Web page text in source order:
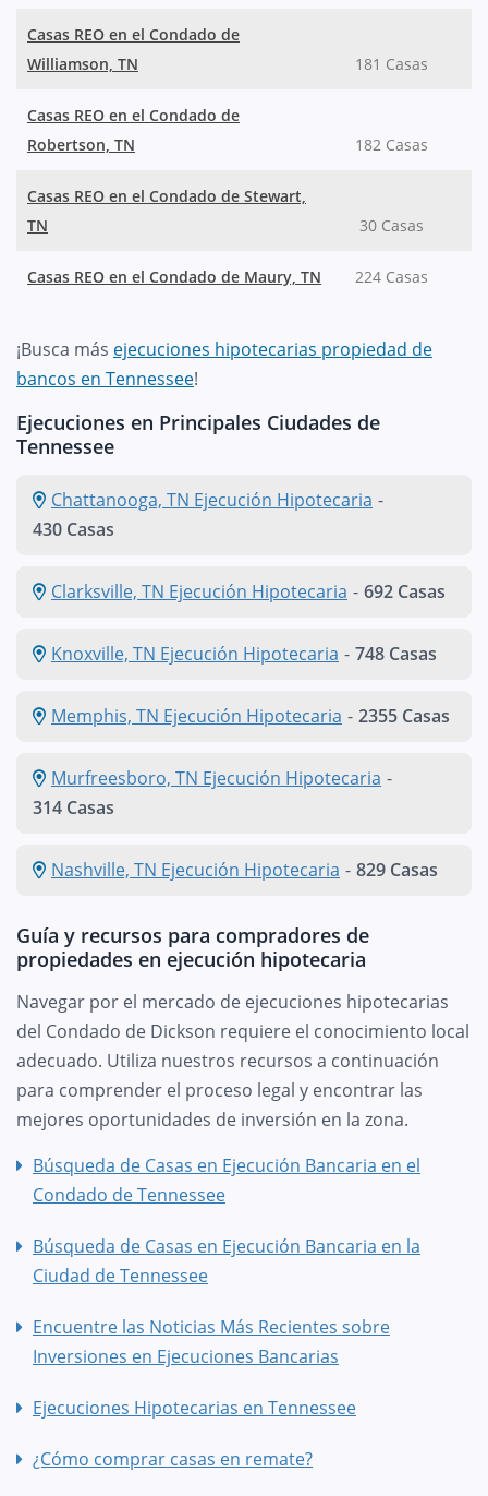
Casas REO en el Condado de
Williamson, TN
181 Casas
Casas REO en el Condado de
Robertson, TN
182 Casas
Casas REO en el Condado de Stewart,
TN
30 Casas
Casas REO en el Condado de Maury, TN 224 Casas
¡Busca más ejecuciones hipotecarias propiedad de
bancos en Tennessee!
Ejecuciones en Principales Ciudades de
Tennessee
Chattanooga, TN Ejecución Hipotecaria -
430 Casas
Clarksville, TN Ejecución Hipotecaria - 692 Casas
Knoxville, TN Ejecución Hipotecaria - 748 Casas
Memphis, TN Ejecución Hipotecaria - 2355 Casas
Murfreesboro, TN Ejecución Hipotecaria -
314 Casas
Nashville, TN Ejecución Hipotecaria - 829 Casas
Guía y recursos para compradores de
propiedades en ejecución hipotecaria
Navegar por el mercado de ejecuciones hipotecarias
del Condado de Dickson requiere el conocimiento local
adecuado. Utiliza nuestros recursos a continuación
para comprender el proceso legal y encontrar las
mejores oportunidades de inversión en la zona.
Búsqueda de Casas en Ejecución Bancaria en el
Condado de Tennessee
Búsqueda de Casas en Ejecución Bancaria en la
Ciudad de Tennessee
Encuentre las Noticias Más Recientes sobre
Inversiones en Ejecuciones Bancarias
Ejecuciones Hipotecarias en Tennessee
¿Cómo comprar casas en remate?